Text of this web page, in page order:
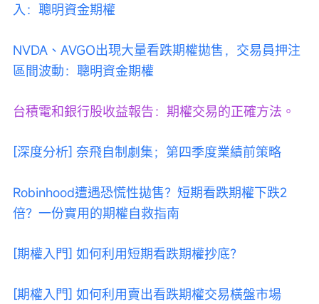
入：聰明資金期權
NVDA、AVGO出現大量看跌期權拋售，交易員押注
區間波動：聰明資金期權
台積電和銀行股收益報告：期權交易的正確方法。
[深度分析] 奈飛自制劇集；第四季度業績前策略
Robinhood遭遇恐慌性拋售？短期看跌期權下跌2
倍？一份實用的期權自救指南
[期權入門] 如何利用短期看跌期權抄底？
[期權入門] 如何利用賣出看跌期權交易橫盤市場